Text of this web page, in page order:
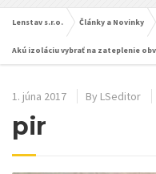
Lenstav s.r.o. Články a Novinky
Akú izoláciu vybrať na zateplenie
1. júna 2017 By LSeditor
pir